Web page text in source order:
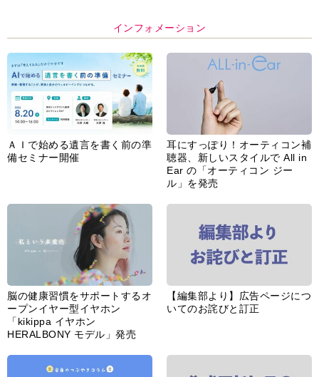
インフォメーション
ＡＩで始める遺言を書く前の準
備セミナー開催
耳にすっぽり！オーティコン補
聴器、新しいスタイルで All in
Ear の「オーティコン ジー
ル」を発売
脳の健康習慣をサポートするオ
ープンイヤー型イヤホン
「kikippa イヤホン
HERALBONY モデル」発売
【編集部より】広告ページにつ
いてのお詫びと訂正